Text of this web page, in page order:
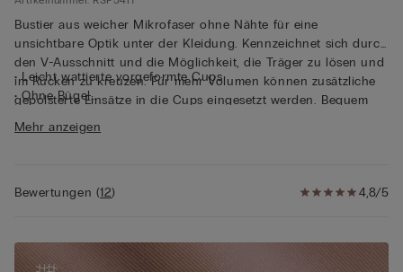
Bustier aus weicher Mikrofaser ohne Nähte für eine
unsichtbare Optik unter der Kleidung. Kennzeichnet sich durch
den V-Ausschnitt und die Möglichkeit, die Träger zu lösen und
im Rücken zu kreuzen. Für mehr Volumen können zusätzliche
gepolsterte Einsätze in die Cups eingesetzt werden. Bequem
und komfortabel, stützt die Brust, ohne sie einzuengen.
• Leicht wattierte vorgeformte Cups
• Ohne Bügel
Häkchenverschluss auf der Rückseite
Mehr anzeigen
4,8/5
Bewertungen (12)